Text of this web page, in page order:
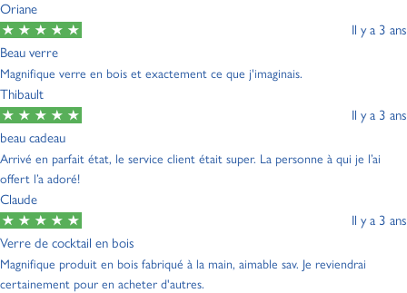
Oriane
Il y a 3 ans
Beau verre
Magnifique verre en bois et exactement ce que j'imaginais.
Thibault
Il y a 3 ans
beau cadeau
Arrivé en parfait état, le service client était super. La personne à qui je l’ai
offert l’a adoré!
Claude
Il y a 3 ans
Verre de cocktail en bois
Magnifique produit en bois fabriqué à la main, aimable sav. Je reviendrai
certainement pour en acheter d'autres.